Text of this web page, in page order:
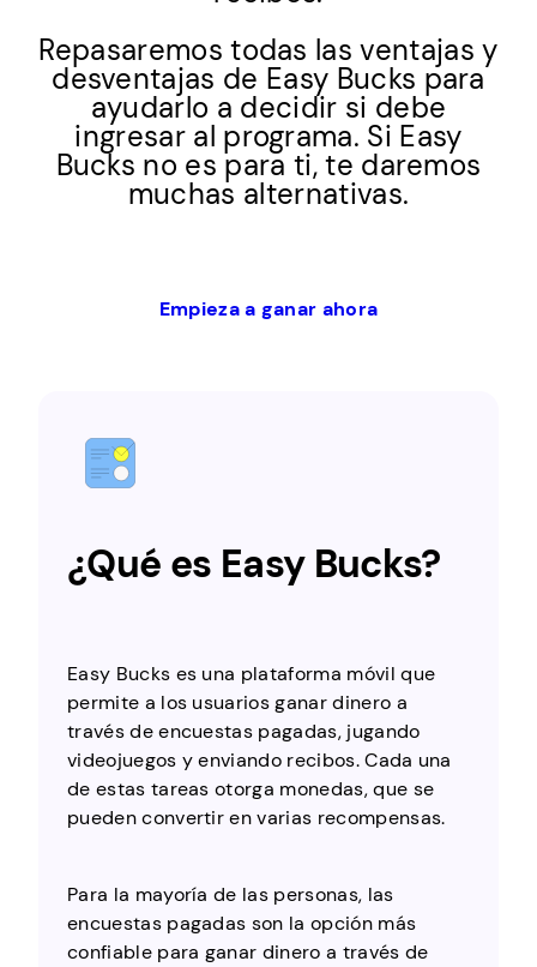
Repasaremos todas las ventajas y
desventajas de Easy Bucks para
ayudarlo a decidir si debe
ingresar al programa. Si Easy
Bucks no es para ti, te daremos
muchas alternativas.
Empieza a ganar ahora
¿Qué es Easy Bucks?
Easy Bucks es una plataforma móvil que
permite a los usuarios ganar dinero a
través de encuestas pagadas, jugando
videojuegos y enviando recibos. Cada una
de estas tareas otorga monedas, que se
pueden convertir en varias recompensas.
Para la mayoría de las personas, las
encuestas pagadas son la opción más
confiable para ganar dinero a través de